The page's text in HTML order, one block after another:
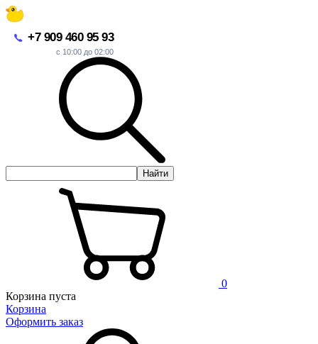
+7 909 460 95 93
с 10:00 до 02:00
Найти
0
Корзина пуста
Корзина
Оформить заказ